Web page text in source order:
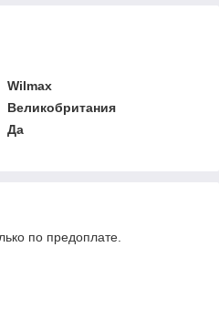
Wilmax
Великобритания
Да
по предоплате.